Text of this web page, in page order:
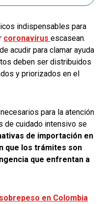
indispensables para
coronavirus escasean.
acudir para clamar ayuda
deben ser distribuidos
y priorizados en el
para la atención
de cuidado intensivo se
de importación en
que los trámites son
que enfrentan a
en Colombia